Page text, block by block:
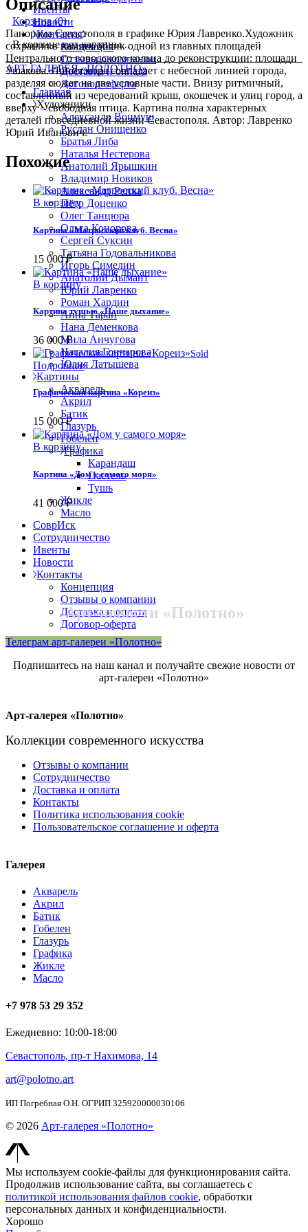
Корзина (0)
В корзине нет картины...
АРТ-ГАЛЕРЕЯ «ПОЛОТНО»
Главная
Художники
Александр Воцмуш
Руслан Онищенко
Братья Либа
Наталья Нестерова
Анатолий Ярышкин
Владимир Новиков
Александр Репка
Пётр Доценко
Олег Танцюра
Ольга Конорова
Сергей Суксин
Татьяна Годовальникова
Игорь Симелин
Анатолий Дымант
Юрий Лавренко
Роман Хардин
Анна Таран
Нана Деменкова
Мила Анчугова
Наталия Гончарова
Юлия Латышева
Картины
Акварель
Акрил
Батик
Глазурь
Гобелен
Графика
Карандаш
Пастель
Тушь
Жикле
Масло
СоврИск
Сотрудничество
Ивенты
Новости
Контакты
Концепция
Отзывы о компании
Доставка и оплата
Договор-оферта
Ивенты
Новости
Контакты
Концепция
Отзывы о компании
Доставка и оплата
Договор-оферта
Описание
Панорама Севастополя в графике Юрия Лавренко.Художник
сохранил в памяти облик одной из главных площадей
Центрального городского кольца до реконструкции: площади
Ушакова. Линия моря совпадает с небесной линией города,
разделяя сюжет на две условные части. Внизу ритмичный,
составленный из чередований крыш, окошечек и улиц город, а
вверху – свободная птица. Картина полна характерных
деталей повседневной жизни Севастополя. Автор: Лавренко
Юрий Иванович.
Похожие
В корзину
Картина «Матросский клуб. Весна»
15 000₽
В корзину
Картина тушью «Наше дыхание»
36 000₽
Sold
Подробнее
Графическая картина «Кореиз»
15 000₽
В корзину
Картина «Дом у самого моря»
41 000₽
Арт-новости «Полотно»
Телеграм арт-галереи «Полотно»
Подпишитесь на наш канал и получайте свежие новости от
арт-галереи «Полотно»
Арт-галерея «Полотно»
Коллекции современного искусства
Отзывы о компании
Сотрудничество
Доставка и оплата
Контакты
Политика использования cookie
Пользовательское соглашение и оферта
Галерея
Акварель
Акрил
Батик
Гобелен
Глазурь
Графика
Жикле
Масло
+7 978 53 29 352
Ежедневно: 10:00-18:00
Севастополь, пр-т Нахимова, 14
art@polotno.art
ИП Погребная О.Н. ОГРИП 325920000030106
© 2026 Арт-галерея «Полотно»
Мы используем cookie-файлы для функционирования сайта.
Продолжив использование сайта, вы соглашаетесь с
политикой использования файлов cookie, обработки
персональных данных и конфиденциальности.
Хорошо